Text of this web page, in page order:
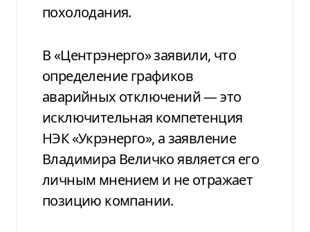
похолодания.
В «Центрэнерго» заявили, что
определение графиков
аварийных отключений — это
исключительная компетенция
НЭК «Укрэнерго», а заявление
Владимира Величко является его
личным мнением и не отражает
позицию компании.